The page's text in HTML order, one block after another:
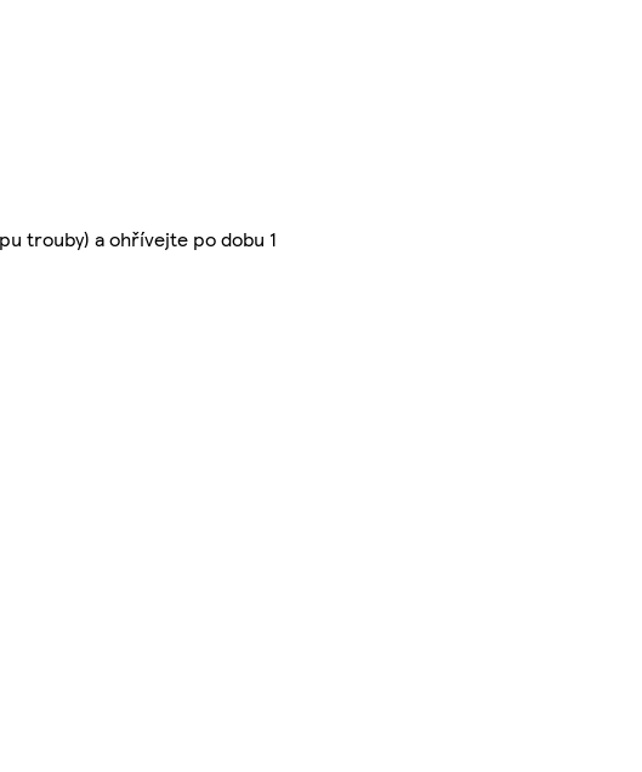
trouby) a ohřívejte po dobu 1